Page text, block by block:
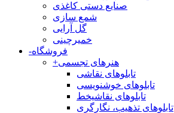
صنایع دستی کاغذی
شمع سازی
گل آرایی
خمیرچینی
-فروشگاه
+هنرهای تجسمی
تابلوهای نقاشی
تابلوهای خوشنویسی
تابلوهای نقاشیخط
تابلوهای تذهیب، نگارگری